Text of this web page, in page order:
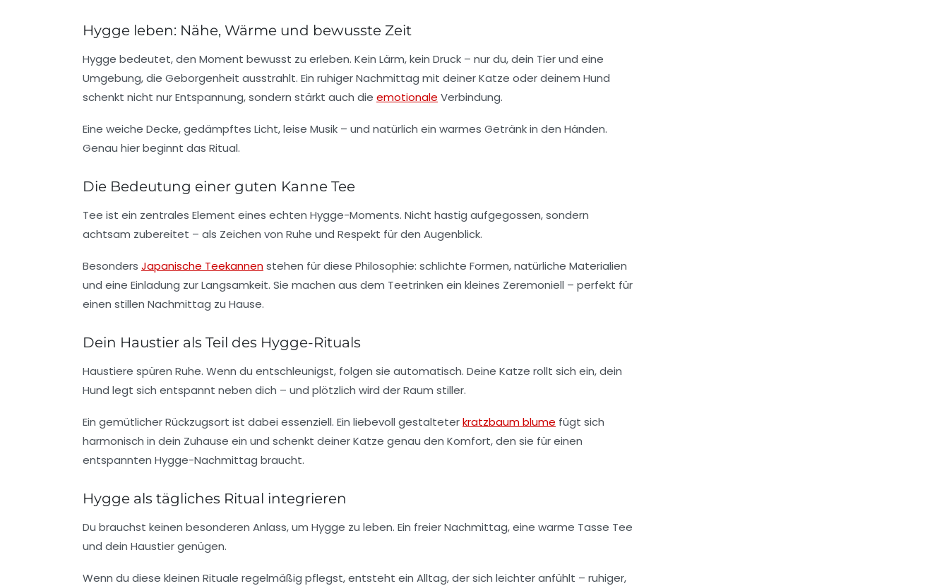
Hygge leben: Nähe, Wärme und bewusste Zeit
Hygge bedeutet, den Moment bewusst zu erleben. Kein Lärm, kein Druck – nur du, dein Tier und eine
Umgebung, die Geborgenheit ausstrahlt. Ein ruhiger Nachmittag mit deiner Katze oder deinem Hund
schenkt nicht nur Entspannung, sondern stärkt auch die emotionale Verbindung.
Eine weiche Decke, gedämpftes Licht, leise Musik – und natürlich ein warmes Getränk in den Händen.
Genau hier beginnt das Ritual.
Die Bedeutung einer guten Kanne Tee
Tee ist ein zentrales Element eines echten Hygge-Moments. Nicht hastig aufgegossen, sondern
achtsam zubereitet – als Zeichen von Ruhe und Respekt für den Augenblick.
Besonders Japanische Teekannenstehen für diese Philosophie: schlichte Formen, natürliche Materialien
und eine Einladung zur Langsamkeit. Sie machen aus dem Teetrinken ein kleines Zeremoniell – perfekt für
einen stillen Nachmittag zu Hause.
Dein Haustier als Teil des Hygge-Rituals
Haustiere spüren Ruhe. Wenn du entschleunigst, folgen sie automatisch. Deine Katze rollt sich ein, dein
Hund legt sich entspannt neben dich – und plötzlich wird der Raum stiller.
Ein gemütlicher Rückzugsort ist dabei essenziell. Ein liebevoll gestalteterkratzbaum blume fügt sich
harmonisch in dein Zuhause ein und schenkt deiner Katze genau den Komfort, den sie für einen
entspannten Hygge-Nachmittag braucht.
Hygge als tägliches Ritual integrieren
Du brauchst keinen besonderen Anlass, um Hygge zu leben. Ein freier Nachmittag, eine warme Tasse Tee
und dein Haustier genügen.
Wenn du diese kleinen Rituale regelmäßig pflegst, entsteht ein Alltag, der sich leichter anfühlt – ruhiger,